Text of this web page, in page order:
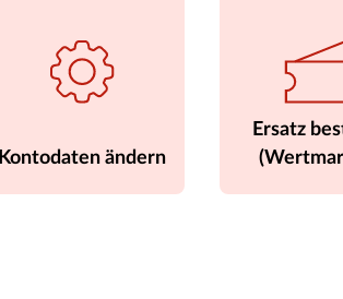
Kontodaten ändern
Ersatz